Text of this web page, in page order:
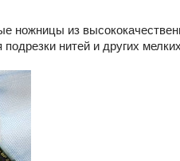
ножницы из
нитей и других